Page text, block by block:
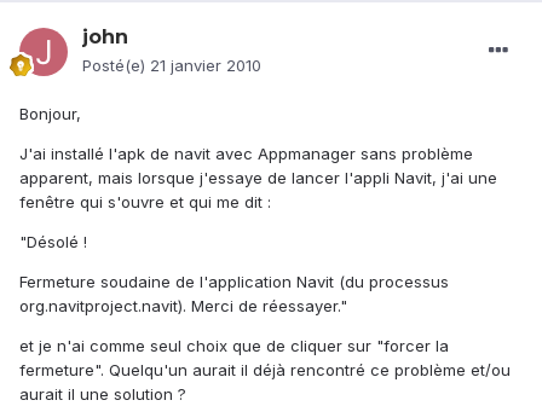
john
Posté(e) 21 janvier 2010
Bonjour,
J'ai installé l'apk de navit avec Appmanager sans problème
apparent, mais lorsque j'essaye de lancer l'appli Navit, j'ai une
fenêtre qui s'ouvre et qui me dit :
"Désolé !
Fermeture soudaine de l'application Navit (du processus
org.navitproject.navit). Merci de réessayer."
et je n'ai comme seul choix que de cliquer sur "forcer la
fermeture". Quelqu'un aurait il déjà rencontré ce problème et/ou
aurait il une solution ?